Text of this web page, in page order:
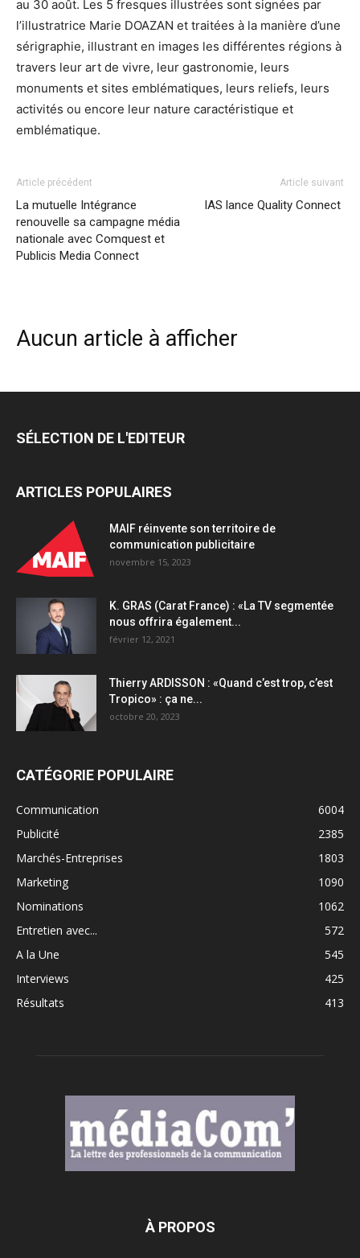
au 30 août. Les 5 fresques illustrées sont signées par
l’illustratrice Marie DOAZAN et traitées à la manière d’une
sérigraphie, illustrant en images les différentes régions à
travers leur art de vivre, leur gastronomie, leurs
monuments et sites emblématiques, leurs reliefs, leurs
activités ou encore leur nature caractéristique et
emblématique.
Article précédent
La mutuelle Intégrance
renouvelle sa campagne média
nationale avec Comquest et
Publicis Media Connect
Article suivant
IAS lance Quality Connect
Aucun article à afficher
SÉLECTION DE L'EDITEUR
ARTICLES POPULAIRES
MAIF réinvente son territoire de
communication publicitaire
novembre 15, 2023
K. GRAS (Carat France) : «La TV segmentée
nous offrira également...
février 12, 2021
Thierry ARDISSON : «Quand c’est trop, c’est
Tropico» : ça ne...
octobre 20, 2023
CATÉGORIE POPULAIRE
Communication
6004
Publicité
2385
Marchés-Entreprises
1803
Marketing
1090
Nominations
1062
Entretien avec...
572
A la Une
545
Interviews
425
Résultats
413
À PROPOS